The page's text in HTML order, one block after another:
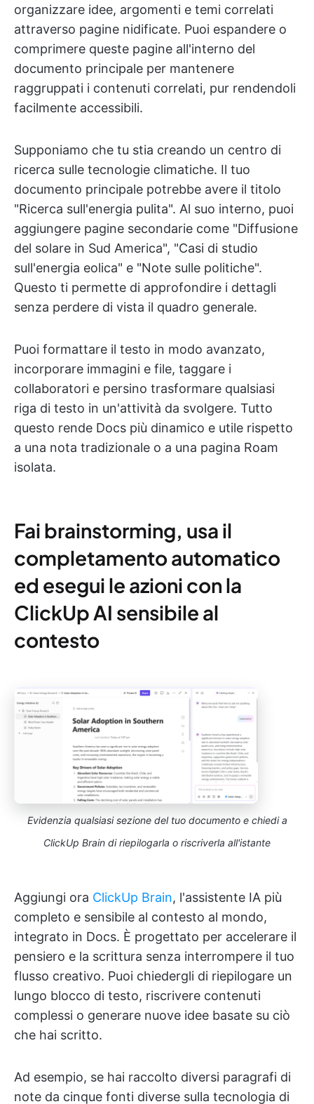
organizzare idee, argomenti e temi correlati
attraverso pagine nidificate. Puoi espandere o
comprimere queste pagine all'interno del
documento principale per mantenere
raggruppati i contenuti correlati, pur rendendoli
facilmente accessibili.
Supponiamo che tu stia creando un centro di
ricerca sulle tecnologie climatiche. Il tuo
documento principale potrebbe avere il titolo
"Ricerca sull'energia pulita". Al suo interno, puoi
aggiungere pagine secondarie come "Diffusione
del solare in Sud America", "Casi di studio
sull'energia eolica" e "Note sulle politiche".
Questo ti permette di approfondire i dettagli
senza perdere di vista il quadro generale.
Puoi formattare il testo in modo avanzato,
incorporare immagini e file, taggare i
collaboratori e persino trasformare qualsiasi
riga di testo in un'attività da svolgere. Tutto
questo rende Docs più dinamico e utile rispetto
a una nota tradizionale o a una pagina Roam
isolata.
Fai brainstorming, usa il
completamento automatico
ed esegui le azioni con la
ClickUp AI sensibile al
contesto
Evidenzia qualsiasi sezione del tuo documento e chiedi a
ClickUp Brain di riepilogarla o riscriverla all'istante
Aggiungi ora ClickUp Brain, l'assistente IA più
completo e sensibile al contesto al mondo,
integrato in Docs. È progettato per accelerare il
pensiero e la scrittura senza interrompere il tuo
flusso creativo. Puoi chiedergli di riepilogare un
lungo blocco di testo, riscrivere contenuti
complessi o generare nuove idee basate su ciò
che hai scritto.
Ad esempio, se hai raccolto diversi paragrafi di
note da cinque fonti diverse sulla tecnologia di